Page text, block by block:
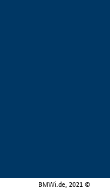
BMWi.de, 2021 ©